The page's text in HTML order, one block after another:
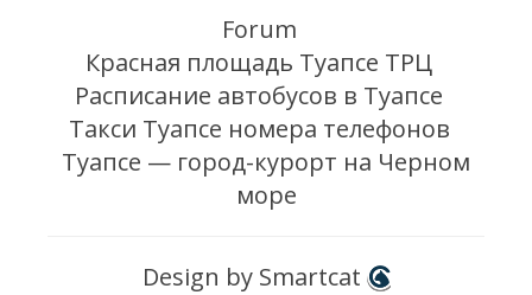
Forum
Красная площадь Туапсе ТРЦ
Расписание автобусов в Туапсе
Такси Туапсе номера телефонов
Туапсе — город-курорт на Черном
море
Design by Smartcat